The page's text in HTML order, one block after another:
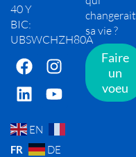
40 Y
BIC:
UBSWCHZH80A
EN
FR
DE
changerait
sa vie ?
Faire
un
voeu